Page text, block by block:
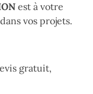
est à votre
vos projets.
gratuit,